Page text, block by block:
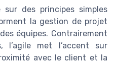
sur des principes simples
la gestion de projet
équipes. Contrairement
l’agile met l’accent sur
avec le client et la